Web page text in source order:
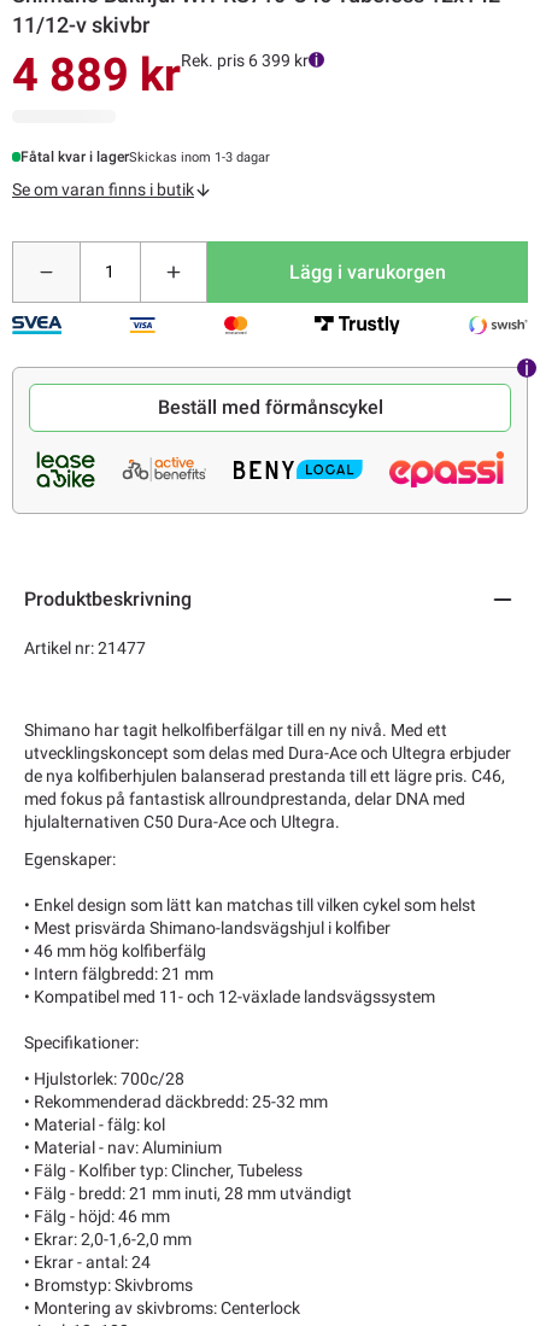
11/12-v skivbr
4 889 krRek. pris 6 399 kr
Fåtal kvar i lagerSkickas inom 1-3 dagar
Se om varan finns i butik
Lägg i varukorgen
Beställ med förmånscykel
Produktbeskrivning
Artikel nr: 21477
Shimano har tagit helkolfiberfälgar till en ny nivå. Med ett
utvecklingskoncept som delas med Dura-Ace och Ultegra erbjuder
de nya kolfiberhjulen balanserad prestanda till ett lägre pris. C46,
med fokus på fantastisk allroundprestanda, delar DNA med
hjulalternativen C50 Dura-Ace och Ultegra.
Egenskaper:
• Enkel design som lätt kan matchas till vilken cykel som helst
• Mest prisvärda Shimano-landsvägshjul i kolfiber
• 46 mm hög kolfiberfälg
• Intern fälgbredd: 21 mm
• Kompatibel med 11- och 12-växlade landsvägssystem
Specifikationer:
• Hjulstorlek: 700c/28
• Rekommenderad däckbredd: 25-32 mm
• Material - fälg: kol
• Material - nav: Aluminium
• Fälg - Kolfiber typ: Clincher, Tubeless
• Fälg - bredd: 21 mm inuti, 28 mm utvändigt
• Fälg - höjd: 46 mm
• Ekrar: 2,0-1,6-2,0 mm
• Ekrar - antal: 24
• Bromstyp: Skivbroms
• Montering av skivbroms: Centerlock